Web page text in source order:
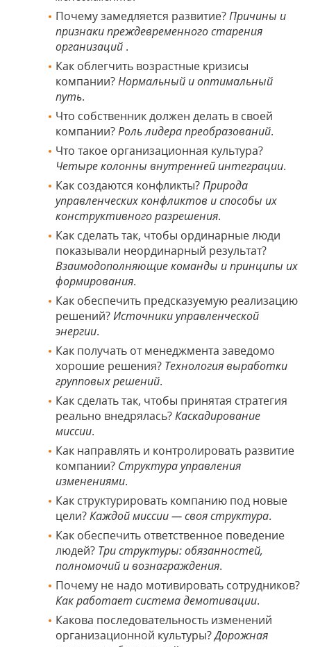
Почему замедляется развитие?Причины и
признаки преждевременного старения
организаций .
Как облегчить возрастные кризисы
компании?Нормальный и оптимальный
путь.
Что собственник должен делать в своей
компании?Роль лидера преобразований.
Что такое организационная культура?
Четыре колонны внутренней интеграции.
Как создаются конфликты?Природа
управленческих конфликтов и способы их
конструктивного разрешения.
Как сделать так, чтобы ординарные люди
показывали неординарный результат?
Взаимодополняющие команды и принципы их
формирования.
Как обеспечить предсказуемую реализацию
решений?Источники управленческой
энергии.
Как получать от менеджмента заведомо
хорошие решения? Технология выработки
групповых решений.
Как сделать так, чтобы принятая стратегия
реально внедрялась?Каскадирование
миссии.
Как направлять и контролировать развитие
компании? Структура управления
изменениями.
Как структурировать компанию под новые
цели?Каждой миссии — своя структура.
Как обеспечить ответственное поведение
людей? Три структуры: обязанностей,
полномочий и вознаграждения.
Почему не надо мотивировать сотрудников?
Как работает система демотивации.
Какова последовательность изменений
организационной культуры?Дорожная